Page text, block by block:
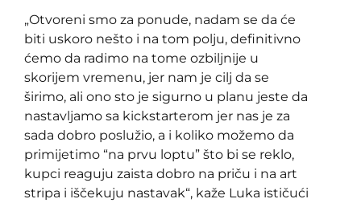
„Otvoreni smo za ponude, nadam se da će
biti uskoro nešto i na tom polju, definitivno
ćemo da radimo na tome ozbiljnije u
skorijem vremenu, jer nam je cilj da se
širimo, ali ono sto je sigurno u planu jeste da
nastavljamo sa kickstarterom jer nas je za
sada dobro poslužio, a i koliko možemo da
primijetimo “na prvu loptu” što bi se reklo,
kupci reaguju zaista dobro na priču i na art
stripa i iščekuju nastavak“, kaže Luka ističući